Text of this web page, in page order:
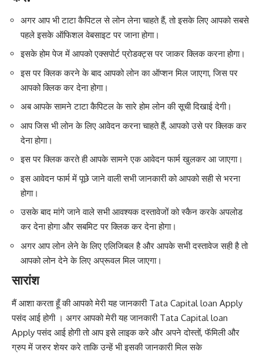
अगर आप भी टाटा कैपिटल से लोन लेना चाहते हैं, तो इसके लिए आपको सबसे
पहले इसके ऑफिशल वेबसाइट पर जाना होगा।
इसके होम पेज में आपको एक्सपोर्ट प्रोडक्ट्स पर जाकर क्लिक करना होगा।
इस पर क्लिक करने के बाद आपको लोन का ऑप्शन मिल जाएगा, जिस पर
आपको क्लिक कर देना होगा।
अब आपके सामने टाटा कैपिटल के सारे होम लोन की सूची दिखाई देगी।
आप जिस भी लोन के लिए आवेदन करना चाहते हैं, आपको उसे पर क्लिक कर
देना होगा।
इस पर क्लिक करते ही आपके सामने एक आवेदन फार्म खुलकर आ जाएगा।
इस आवेदन फार्म में पूछे जाने वाली सभी जानकारी को आपको सही से भरना
होगा।
उसके बाद मांगे जाने वाले सभी आवश्यक दस्तावेजों को स्कैन करके अपलोड
कर देना होगा और सबमिट पर क्लिक कर देना होगा।
अगर आप लोन लेने के लिए एलिजिबल है और आपके सभी दस्तावेज सही है तो
आपको लोन देने के लिए अप्रूवल मिल जाएगा।
सारांश
मैं आशा करता हूँ की आपको मेरी यह जानकारी Tata Capital loan Apply
पसंद आई होगी । अगर आपको मेरी यह जानकारी Tata Capital loan
Apply पसंद आई होगी तो आप इसे लाइक करे और अपने दोस्तों, फॅमिली और
ग्रुप में जरुर शेयर करे ताकि उन्हें भी इसकी जानकारी मिल सके